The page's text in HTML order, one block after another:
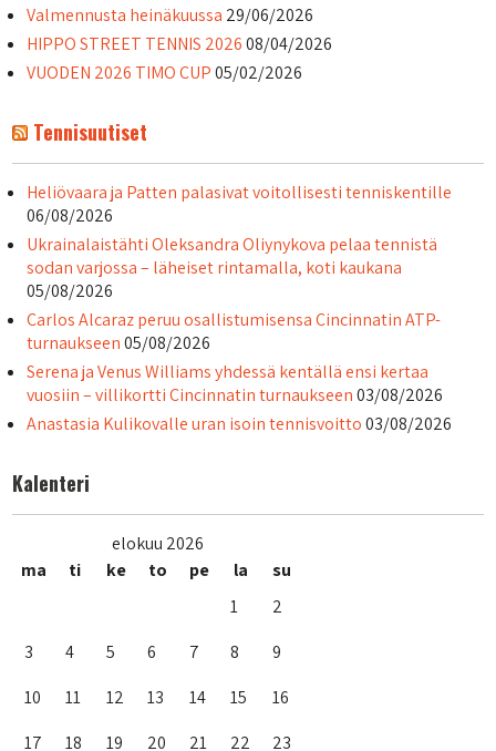
Valmennusta heinäkuussa 29/06/2026
HIPPO STREET TENNIS 2026 08/04/2026
VUODEN 2026 TIMO CUP 05/02/2026
Tennisuutiset
Heliövaara ja Patten palasivat voitollisesti tenniskentille
06/08/2026
Ukrainalaistähti Oleksandra Oliynykova pelaa tennistä
sodan varjossa – läheiset rintamalla, koti kaukana
05/08/2026
Carlos Alcaraz peruu osallistumisensa Cincinnatin ATP-
turnaukseen 05/08/2026
Serena ja Venus Williams yhdessä kentällä ensi kertaa
vuosiin – villikortti Cincinnatin turnaukseen 03/08/2026
Anastasia Kulikovalle uran isoin tennisvoitto 03/08/2026
Kalenteri
elokuu 2026
ma
ti ke to pe la
su
1
2
3
4 5 6 7 8
9
10
11 12 13 14 15
16
17
18 19 20 21 22 23